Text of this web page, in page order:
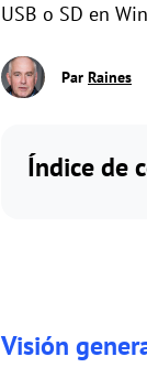
USB o SD en
Par Raines
Índice de
Visión